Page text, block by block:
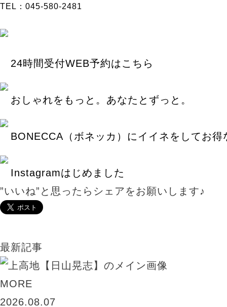
TEL：045-580-2481
24時間受付WEB予約はこちら
おしゃれをもっと。あなたとずっと。
BONECCA（ボネッカ）にイイネをしてお得
Instagramはじめました
”いいね”と思ったらシェアをお願いします♪
最新記事
MORE
2026.08.07